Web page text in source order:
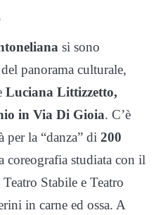
si sono
panorama culturale,
Luciana Littizzetto,
in Via Di Gioia. C’è
per la “danza” di 200
coreografia studiata con il
Stabile e Teatro
in carne ed ossa. A